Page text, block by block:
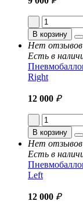
В корзину
Нет отзывов
Есть в
Right
12 000 ₽
В корзину
Нет отзывов
Есть в
Left
12 000 ₽